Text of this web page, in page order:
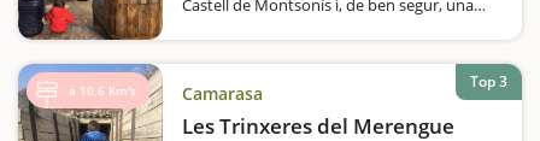
Castell de Montsonís i, de ben segur, una
és l'obra 'Lo Padrí' que es troba a Montsonís.
Realment…
a 10,6 Km's Camarasa
Les Trinxeres del Merengue
Top 3